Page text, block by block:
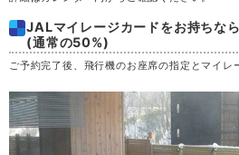
土 29
月 31
JALマイレージカードをお持ちな
(通常の50%)
ご予約完了後、飛行機のお座席の指定とマイレ